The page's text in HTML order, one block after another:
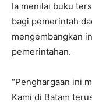
Ia menilai buku
bagi pemerintah
mengembangkan
pemerintahan.
“Penghargaan ini
Kami di Batam